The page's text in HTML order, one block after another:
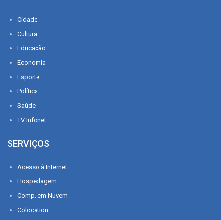
Cidade
Cultura
Educação
Economia
Esporte
Política
Saúde
TV Infonet
SERVIÇOS
Acesso à Internet
Hospedagem
Comp. em Nuvem
Colocation